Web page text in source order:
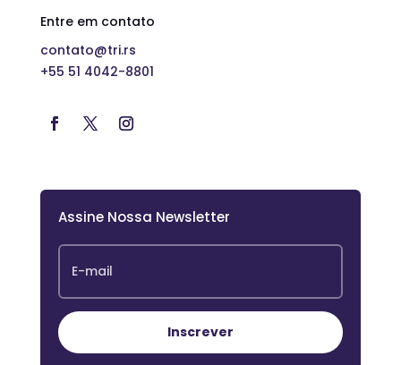
Entre em contato
contato@tri.rs
+55 51 4042-8801
Assine Nossa Newsletter
Inscrever